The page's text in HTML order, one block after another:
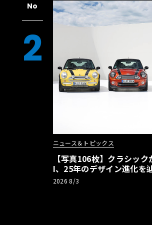
No
2
ニュース＆トピックス
【写真106枚】クラシッ
I、25年のデザイン進化を
2026 8/3